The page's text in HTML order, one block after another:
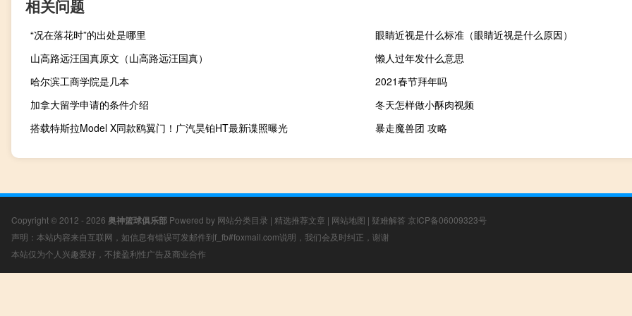
相关问题
“况在落花时”的出处是哪里
眼睛近视是什么标准（眼睛近视是什么原因）
山高路远汪国真原文（山高路远汪国真）
懒人过年发什么意思
哈尔滨工商学院是几本
2021春节拜年吗
加拿大留学申请的条件介绍
冬天怎样做小酥肉视频
搭载特斯拉Model X同款鸥翼门！广汽昊铂HT最新谍照曝光
暴走魔兽团 攻略
Copyright © 2012 - 2026 奥神篮球俱乐部 Powered by 网站分类目录 | 精选推荐文章 | 网站地图 | 疑难解答 京ICP备06009323号
声明：本站内容来自互联网，如信息有错误可发邮件到f_fb#foxmail.com说明，我们会及时纠正，谢谢
本站仅为个人兴趣爱好，不接盈利性广告及商业合作